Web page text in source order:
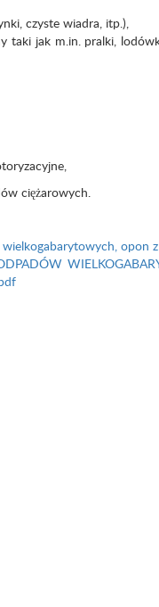
czyste wiadra, itp.),
taki jak m.in. pralki,
ciężarowych.